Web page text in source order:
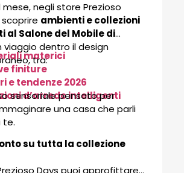
negli store Prezioso
ambienti e collezioni
al Salone del Mobile di
viaggio dentro il design
tra:
materici
finiture
e tendenze 2026
d’arredo intelligenti
sensoriale pensato per
una casa che parli
te.
su tutta la collezione
Days puoi approfittare